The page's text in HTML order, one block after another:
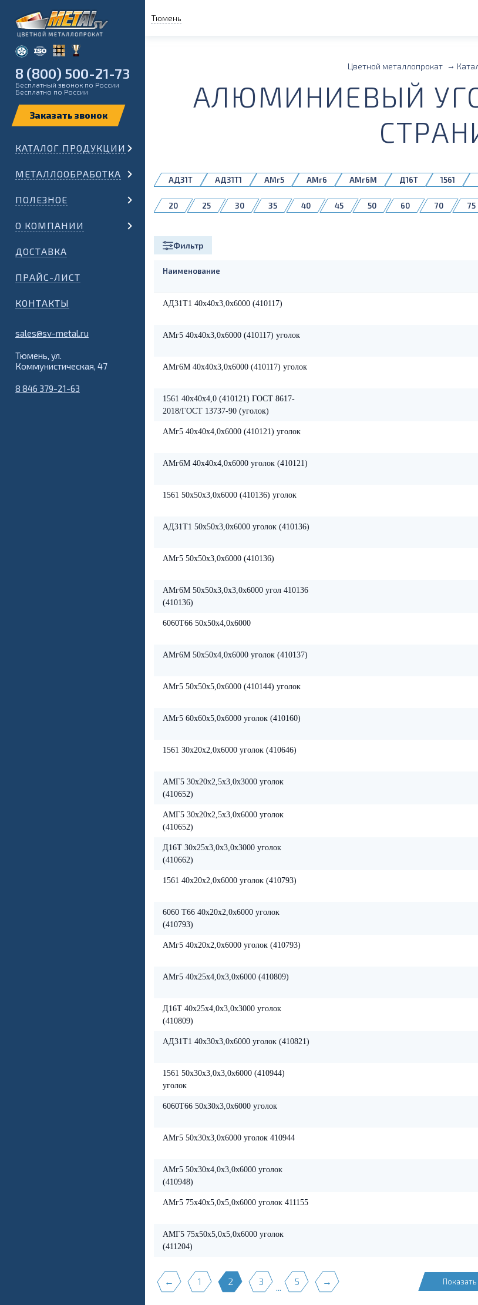
Тюмень
8 (800) 500-21-73
Бесплатный звонок по России
Бесплатно по России
КАТАЛОГ ПРОДУКЦИИ
МЕТАЛЛООБРАБОТКА
ПОЛЕЗНОЕ
О КОМПАНИИ
ДОСТАВКА
ПРАЙС-ЛИСТ
КОНТАКТЫ
sales@sv-metal.ru
Тюмень, ул.
Коммунистическая, 47
8 846 379-21-63
Цветной металлопрокат
АЛЮМИНИЕВЫЙ
АД31Т АД31Т1 АМг5 АМг6 АМг6М Д16Т 1561
20 25 30 35 40 45 50 60 70 75
410821
Фильтр
Наименование
АД31Т1 40х40х3,0х6000 (410117)
АМг5 40х40х3,0х6000 (410117) уголок
АМг6М 40х40х3,0х6000 (410117) уголок
1561 40х40х4,0 (410121) ГОСТ 8617-
2018/ГОСТ 13737-90 (уголок)
АМг5 40х40х4,0х6000 (410121) уголок
АМг6М 40х40х4,0х6000 уголок (410121)
1561 50х50х3,0х6000 (410136) уголок
АД31Т1 50х50х3,0х6000 уголок (410136)
АМг5 50х50х3,0х6000 (410136)
АМг6М 50х50х3,0х3,0х6000 угол 410136
(410136)
6060Т66 50х50х4,0х6000
АМг6М 50х50х4,0х6000 уголок (410137)
АМг5 50х50х5,0х6000 (410144) уголок
АМг5 60х60х5,0х6000 уголок (410160)
1561 30х20х2,0х6000 уголок (410646)
АМГ5 30х20х2,5х3,0х3000 уголок
(410652)
АМГ5 30х20х2,5х3,0х6000 уголок
(410652)
Д16Т 30х25х3,0х3,0х3000 уголок
(410662)
1561 40х20х2,0х6000 уголок (410793)
6060 Т66 40х20х2,0х6000 уголок
(410793)
АМг5 40х20х2,0х6000 уголок (410793)
АМг5 40х25х4,0х3,0х6000 (410809)
Д16Т 40х25х4,0х3,0х3000 уголок
(410809)
АД31Т1 40х30х3,0х6000 уголок (410821)
1561 50х30х3,0х3,0х6000 (410944)
уголок
6060Т66 50х30х3,0х6000 уголок
АМг5 50х30х3,0х6000 уголок 410944
АМг5 50х30х4,0х3,0х6000 уголок
(410948)
АМг5 75х40х5,0х5,0х6000 уголок 411155
АМГ5 75х50х5,0х5,0х6000 уголок
(411204)
← 1 2 3 5 →